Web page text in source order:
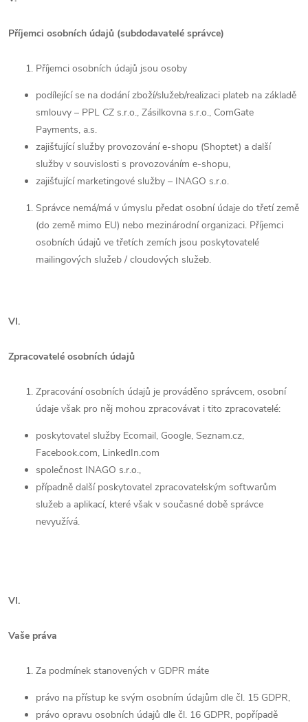
Příjemci osobních údajů (subdodavatelé správce)
Příjemci osobních údajů jsou osoby
podílející se na dodání zboží/služeb/realizaci plateb na základě
smlouvy – PPL CZ s.r.o., Zásilkovna s.r.o., ComGate
Payments, a.s.
zajišťující služby provozování e-shopu (Shoptet) a další
služby v souvislosti s provozováním e-shopu,
zajišťující marketingové služby – INAGO s.r.o.
Správce nemá/má v úmyslu předat osobní údaje do třetí země
(do země mimo EU) nebo mezinárodní organizaci. Příjemci
osobních údajů ve třetích zemích jsou poskytovatelé
mailingových služeb / cloudových služeb.
VI.
Zpracovatelé osobních údajů
Zpracování osobních údajů je prováděno správcem, osobní
údaje však pro něj mohou zpracovávat i tito zpracovatelé:
poskytovatel služby Ecomail, Google, Seznam.cz,
Facebook.com, LinkedIn.com
společnost INAGO s.r.o.,
případně další poskytovatel zpracovatelským softwarům
služeb a aplikací, které však v současné době správce
nevyužívá.
VI.
Vaše práva
Za podmínek stanovených v GDPR máte
právo na přístup ke svým osobním údajům dle čl. 15 GDPR,
právo opravu osobních údajů dle čl. 16 GDPR, popřípadě